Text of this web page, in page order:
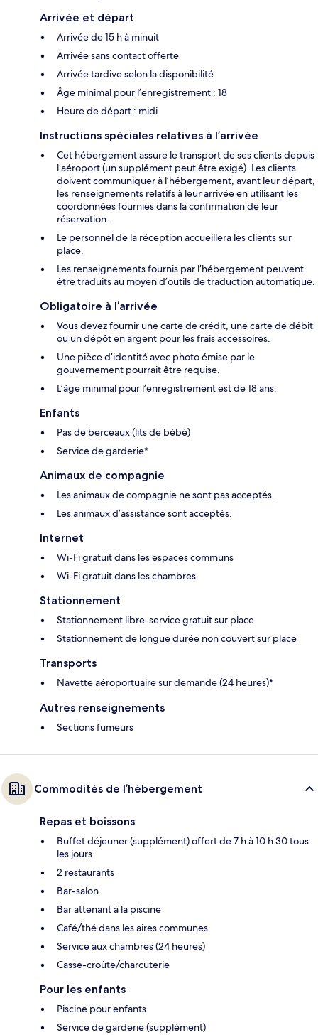
Arrivée et départ
Arrivée de 15 h à minuit
Arrivée sans contact offerte
Arrivée tardive selon la disponibilité
Âge minimal pour l’enregistrement : 18
Heure de départ : midi
Instructions spéciales relatives à l’arrivée
Cet hébergement assure le transport de ses clients depuis
l’aéroport (un supplément peut être exigé). Les clients
doivent communiquer à l’hébergement, avant leur départ,
les renseignements relatifs à leur arrivée en utilisant les
coordonnées fournies dans la confirmation de leur
réservation.
Le personnel de la réception accueillera les clients sur
place.
Les renseignements fournis par l’hébergement peuvent
être traduits au moyen d’outils de traduction automatique.
Obligatoire à l’arrivée
Vous devez fournir une carte de crédit, une carte de débit
ou un dépôt en argent pour les frais accessoires.
Une pièce d’identité avec photo émise par le
gouvernement pourrait être requise.
L’âge minimal pour l’enregistrement est de 18 ans.
Enfants
Pas de berceaux (lits de bébé)
Service de garderie*
Animaux de compagnie
Les animaux de compagnie ne sont pas acceptés.
Les animaux d’assistance sont acceptés.
Internet
Wi-Fi gratuit dans les espaces communs
Wi-Fi gratuit dans les chambres
Stationnement
Stationnement libre-service gratuit sur place
Stationnement de longue durée non couvert sur place
Transports
Navette aéroportuaire sur demande (24 heures)*
Autres renseignements
Sections fumeurs
Commodités de l’hébergement
Repas et boissons
Buffet déjeuner (supplément) offert de 7 h à 10 h 30 tous
les jours
2 restaurants
Bar-salon
Bar attenant à la piscine
Café/thé dans les aires communes
Service aux chambres (24 heures)
Casse-croûte/charcuterie
Pour les enfants
Piscine pour enfants
Service de garderie (supplément)